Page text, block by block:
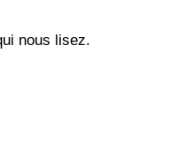
nous lisez.